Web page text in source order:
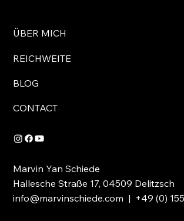
ÜBER MICH
REICHWEITE
BLOG
CONTACT
Marvin Yan Schiede
Hallesche Straße 17, 04509 Delitzsch
info@marvinschiede.com | +49 (0)